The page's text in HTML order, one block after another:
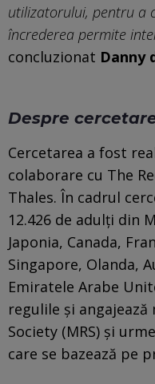
utilizatorului, pentru a
încrederea permite
concluzionat Danny
Despre
Cercetarea a fost
colaborare cu The
Thales. În cadrul
12.426 de adulți din
Japonia, Canada,
Singapore, Olanda,
Emiratele Arabe
regulile și
Society (MRS) și
care se bazează pe